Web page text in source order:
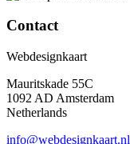
Contact
Webdesignkaart
Mauritskade 55C
1092 AD Amsterdam
Netherlands
info@webdesignkaart.nl